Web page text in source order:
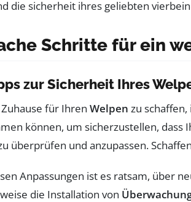
Schritte für ein
zur Sicherheit Ihres
für Ihren Welpen zu
können, um sicherzustellen, dass
überprüfen und anzupassen.
Anpassungen ist es ratsam, über
die Installation von